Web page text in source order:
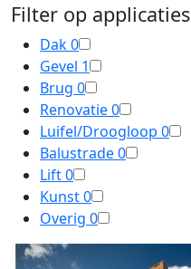
Filter op applicaties
Dak0
Gevel 1
Brug 0
Renovatie0
Luifel/Droogloop 0
Balustrade0
Lift0
Kunst0
Overig 0